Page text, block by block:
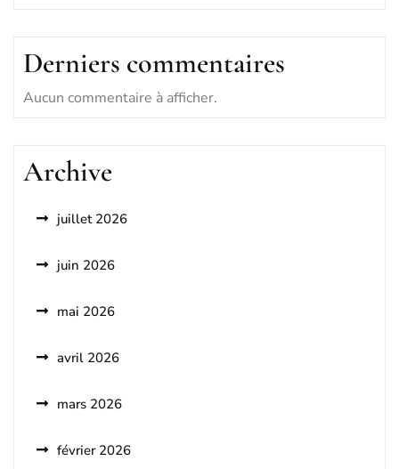
Derniers commentaires
Aucun commentaire à afficher.
Archive
juillet 2026
juin 2026
mai 2026
avril 2026
mars 2026
février 2026